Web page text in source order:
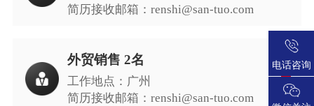
简历接收邮箱： renshi@san-tuo.com
外贸销售 2名
工作地点：广州
简历接收邮箱： renshi@san-tuo.com
电话咨询